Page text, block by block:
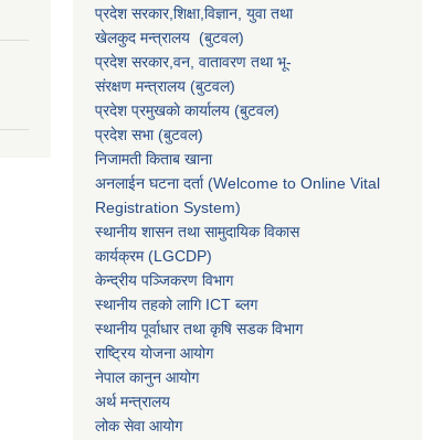
प्रदेश सरकार,शिक्षा,विज्ञान, युवा तथा
खेलकुद मन्त्रालय (बुटवल)
प्रदेश सरकार,वन, वातावरण तथा भू-
संरक्षण मन्त्रालय (बुटवल)
प्रदेश प्रमुखकाे कार्यालय (बुटवल)
प्रदेश सभा (बुटवल)
निजामती किताब खाना
अनलाईन घटना दर्ता (Welcome to Online Vital
Registration System)
स्थानीय शासन तथा सामुदायिक विकास
कार्यक्रम (LGCDP)
केन्द्रीय पञ्जिकरण विभाग
स्थानीय तहको लागि ICT ब्लग
स्थानीय पूर्वाधार तथा कृषि सडक विभाग
राष्ट्रिय योजना आयोग
नेपाल कानुन आयोग
अर्थ मन्त्रालय
लोक सेवा आयोग